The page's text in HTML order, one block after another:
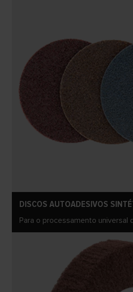
DISCOS AUTOADESIVOS
Para o processamento universal